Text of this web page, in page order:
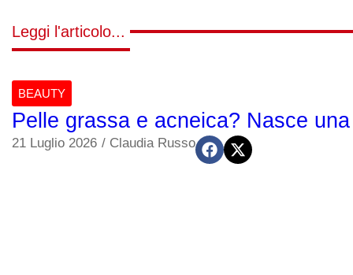
Leggi l'articolo...
BEAUTY
Pelle grassa e acneica? Nasce
21 Luglio 2026 / Claudia Russo